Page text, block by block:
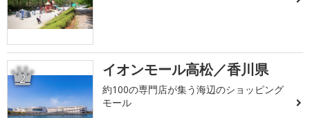
2 イオンモール高松／香川県
約100の専門店が集う海辺のショッピング
モール